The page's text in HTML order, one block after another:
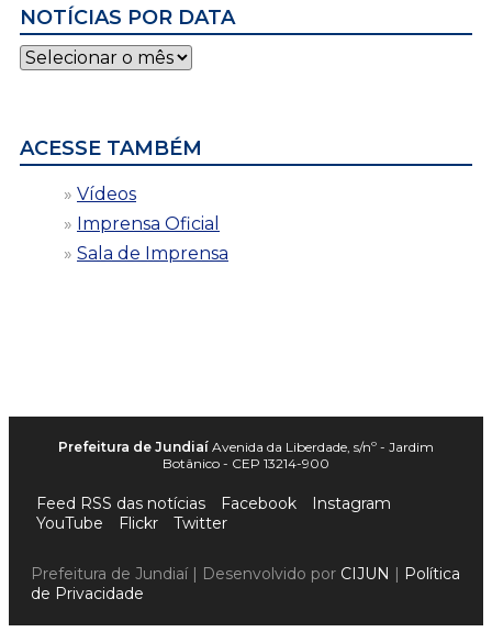
NOTÍCIAS POR DATA
Notícias
por
ACESSE TAMBÉM
Vídeos
Imprensa Oficial
Sala de Imprensa
Prefeitura de Jundiaí Avenida da Liberdade, s/nº - Jardim
Botânico - CEP 13214-900
Feed RSS das notícias Facebook
Instagram
YouTube
Flickr Twitter
Prefeitura de Jundiaí | Desenvolvido por CIJUN | Política
de Privacidade